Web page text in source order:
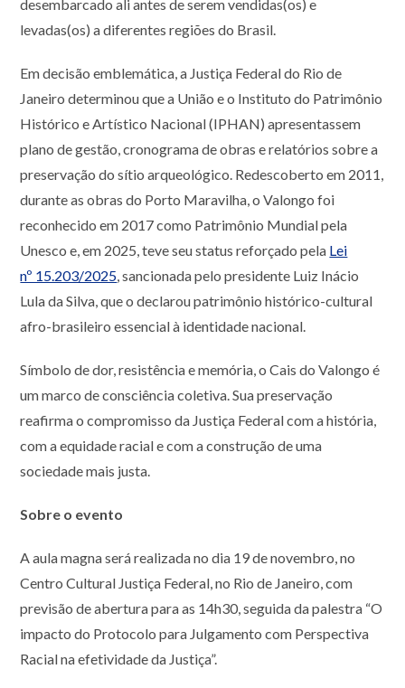
desembarcado ali antes de serem vendidas(os) e
levadas(os) a diferentes regiões do Brasil.
Em decisão emblemática, a Justiça Federal do Rio de
Janeiro determinou que a União e o Instituto do Patrimônio
Histórico e Artístico Nacional (IPHAN) apresentassem
plano de gestão, cronograma de obras e relatórios sobre a
preservação do sítio arqueológico. Redescoberto em 2011,
durante as obras do Porto Maravilha, o Valongo foi
reconhecido em 2017 como Patrimônio Mundial pela
Unesco e, em 2025, teve seu status reforçado pela Lei
nº 15.203/2025, sancionada pelo presidente Luiz Inácio
Lula da Silva, que o declarou patrimônio histórico-cultural
afro-brasileiro essencial à identidade nacional.
Símbolo de dor, resistência e memória, o Cais do Valongo é
um marco de consciência coletiva. Sua preservação
reafirma o compromisso da Justiça Federal com a história,
com a equidade racial e com a construção de uma
sociedade mais justa.
Sobre o evento
A aula magna será realizada no dia 19 de novembro, no
Centro Cultural Justiça Federal, no Rio de Janeiro, com
previsão de abertura para as 14h30, seguida da palestra “O
impacto do Protocolo para Julgamento com Perspectiva
Racial na efetividade da Justiça”.